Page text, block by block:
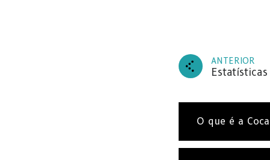
ANTERIOR
O que é a